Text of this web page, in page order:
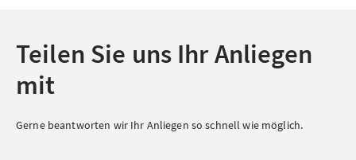
Teilen Sie uns Ihr Anliegen
mit
Gerne beantworten wir Ihr Anliegen so schnell wie möglich.